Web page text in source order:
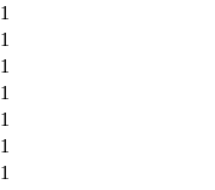
1
1
1
1
1
1
1